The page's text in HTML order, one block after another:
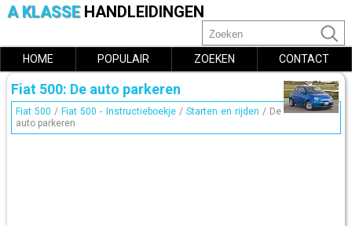
A KLASSE HANDLEIDINGEN
HOME POPULAIR ZOEKEN CONTACT
Fiat 500: De auto parkeren
Fiat 500 / Fiat 500 - Instructieboekje/ Starten en rijden / De
auto parkeren